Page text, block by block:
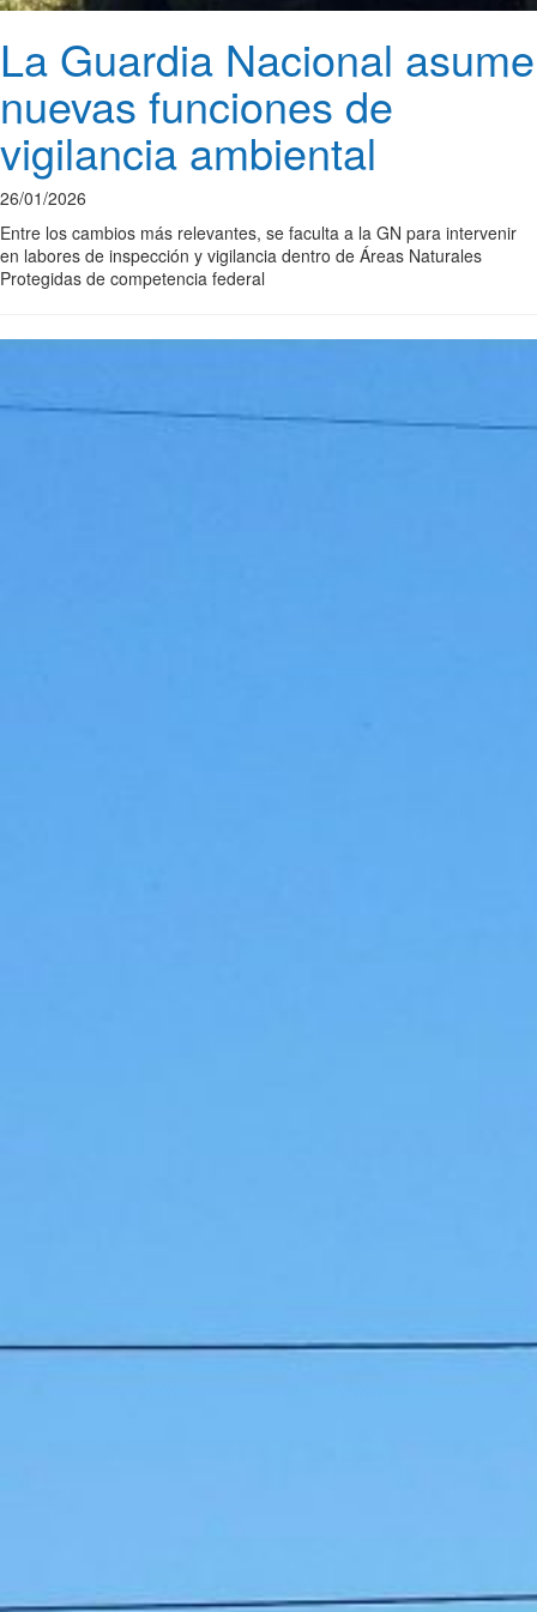
La Guardia Nacional asume
nuevas funciones de
vigilancia ambiental
26/01/2026
Entre los cambios más relevantes, se faculta a la GN para intervenir
en labores de inspección y vigilancia dentro de Áreas Naturales
Protegidas de competencia federal